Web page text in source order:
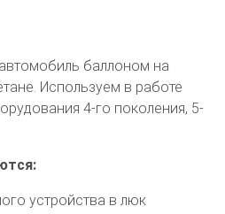
баллоном на
Используем в работе
4-го поколения, 5-
устройства в люк